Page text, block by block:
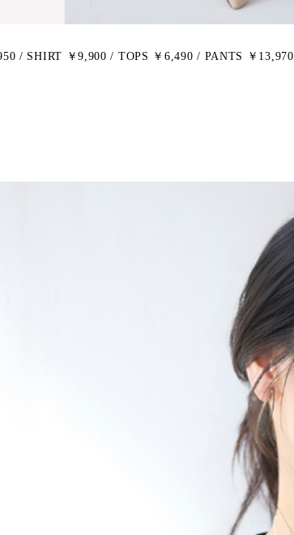
/ SHIRT ￥9,900 / TOPS ￥6,490 / PANTS ￥13,970